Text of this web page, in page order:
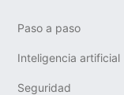
Paso a paso
Inteligencia artificial
Seguridad